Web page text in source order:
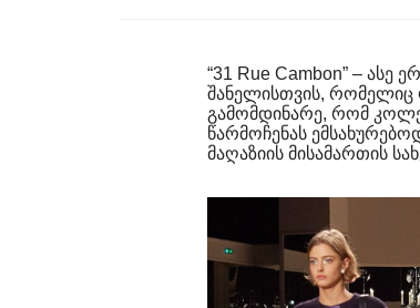
“31 Rue Cambon” – ასე
შანელისთვის, რომელიც
გამომდინარე, რომ
წარმოჩენას
მაღაზიის მისამართის